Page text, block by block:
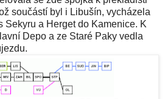
součástí byl i Libušín, vycházela
Sekyru a Herget do Kamenice. K
Depo a ze Staré Paky vedla